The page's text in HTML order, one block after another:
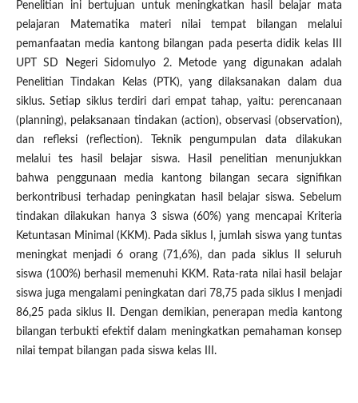
Penelitian ini bertujuan untuk meningkatkan hasil belajar mata
pelajaran Matematika materi nilai tempat bilangan melalui
pemanfaatan media kantong bilangan pada peserta didik kelas III
UPT SD Negeri Sidomulyo 2. Metode yang digunakan adalah
Penelitian Tindakan Kelas (PTK), yang dilaksanakan dalam dua
siklus. Setiap siklus terdiri dari empat tahap, yaitu: perencanaan
(planning), pelaksanaan tindakan (action), observasi (observation),
dan refleksi (reflection). Teknik pengumpulan data dilakukan
melalui tes hasil belajar siswa. Hasil penelitian menunjukkan
bahwa penggunaan media kantong bilangan secara signifikan
berkontribusi terhadap peningkatan hasil belajar siswa. Sebelum
tindakan dilakukan hanya 3 siswa (60%) yang mencapai Kriteria
Ketuntasan Minimal (KKM). Pada siklus I, jumlah siswa yang tuntas
meningkat menjadi 6 orang (71,6%), dan pada siklus II seluruh
siswa (100%) berhasil memenuhi KKM. Rata-rata nilai hasil belajar
siswa juga mengalami peningkatan dari 78,75 pada siklus I menjadi
86,25 pada siklus II. Dengan demikian, penerapan media kantong
bilangan terbukti efektif dalam meningkatkan pemahaman konsep
nilai tempat bilangan pada siswa kelas III.